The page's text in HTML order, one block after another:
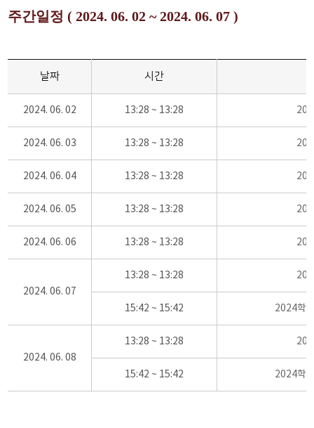
주간일정 ( 2024. 06. 02 ~ 2024. 06. 07 )
날짜 시간
2024. 06. 02 13:28 ~ 13:28
2024. 06. 03 13:28 ~ 13:28
2024. 06. 04 13:28 ~ 13:28
2024. 06. 05 13:28 ~ 13:28
2024. 06. 06 13:28 ~ 13:28
2024. 06. 07
13:28 ~ 13:28
15:42 ~ 15:42 2024학
2024. 06. 08
13:28 ~ 13:28
15:42 ~ 15:42 2024학